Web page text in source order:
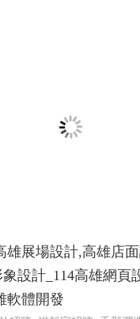
雄展場設計,高雄店
設計_114高雄網頁
軟體開發